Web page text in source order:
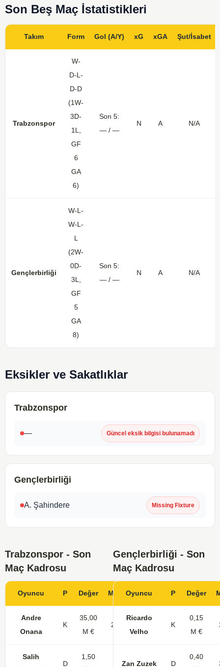
Son Beş Maç İstatistikleri
Takım Form Gol (A/Y) xG xGA Şut/İsabet
Trabzonspor
W-
D-L-
D-D
(1W-
3D-
1L,
GF
6
GA
6)
Son 5:
— / —
N A N/A
Gençlerbirliği
W-L-
W-L-
L
(2W-
0D-
3L,
GF
5
GA
8)
Son 5:
— / —
N A N/A
Eksikler ve Sakatlıklar
Trabzonspor
— Güncel eksik bilgisi bulunamadı
Gençlerbirliği
A. Şahindere Missing Fixture
Trabzonspor - Son
Maç Kadrosu
Oyuncu P Değer Maç Gol
Andre
Onana
K
35,00
M €
29
Salih
D
1,50
Gençlerbirliği - Son
Maç Kadrosu
Oyuncu P Değer
Ricardo
Velho
K
0,15
M €
Zan Zuzek D
0,40